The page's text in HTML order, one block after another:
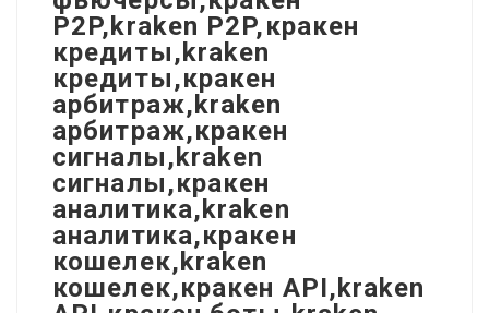
P2P,kraken P2P,кракен
кредиты,kraken
кредиты,кракен
арбитраж,kraken
арбитраж,кракен
сигналы,kraken
сигналы,кракен
аналитика,kraken
аналитика,кракен
кошелек,kraken
кошелек,кракен API,kraken